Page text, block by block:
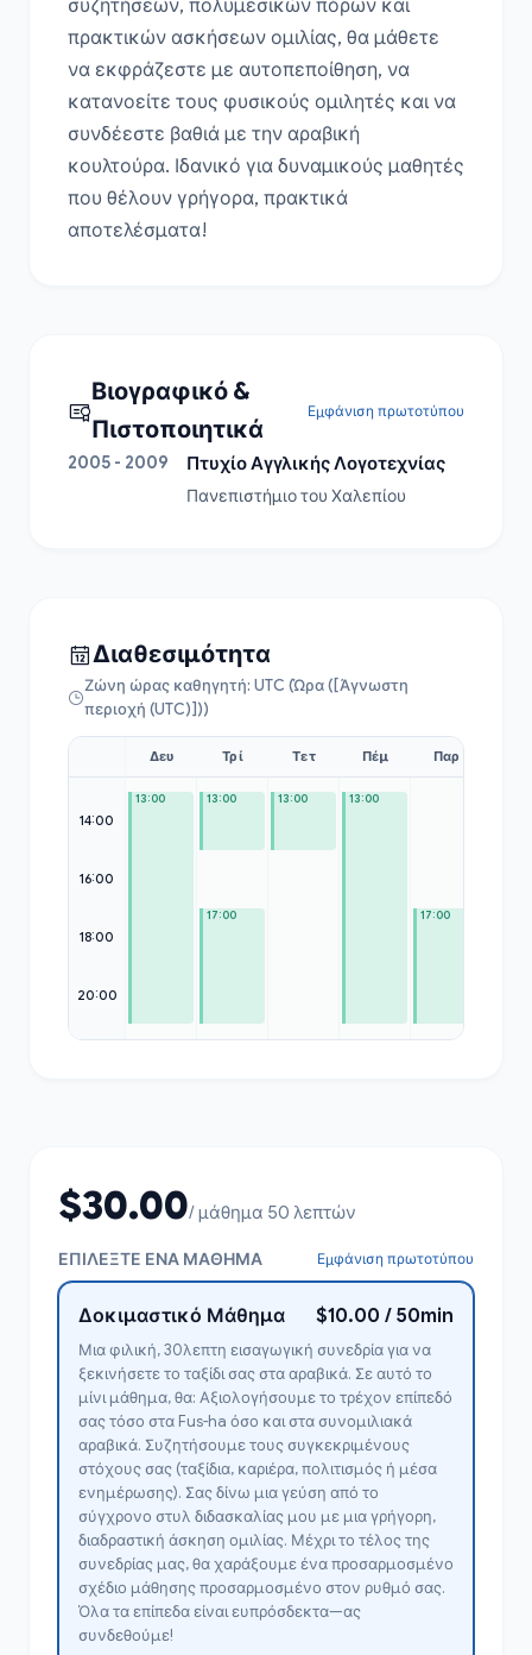
συζητήσεων, πολυμεσικών πόρων και
πρακτικών ασκήσεων ομιλίας, θα μάθετε
να εκφράζεστε με αυτοπεποίθηση, να
κατανοείτε τους φυσικούς ομιλητές και να
συνδέεστε βαθιά με την αραβική
κουλτούρα. Ιδανικό για δυναμικούς μαθητές
που θέλουν γρήγορα, πρακτικά
αποτελέσματα!
Βιογραφικό &
Πιστοποιητικά
Εμφάνιση πρωτοτύπου
2005 - 2009
Πτυχίο Αγγλικής Λογοτεχνίας
Πανεπιστήμιο του Χαλεπίου
Διαθεσιμότητα
Ζώνη ώρας καθηγητή: UTC (Ώρα ([Άγνωστη
περιοχή (UTC)]))
14:00
16:00
18:00
20:00
Δευ
13:00
Τρί
13:00
17:00
Τετ
13:00
Πέμ
13:00
Παρ
17:00
$30.00/ μάθημα 50 λεπτών
ΕΠΙΛΈΞΤΕ ΈΝΑ ΜΆΘΗΜΑ Εμφάνιση πρωτοτύπου
Δοκιμαστικό Μάθημα $10.00 / 50min
Μια φιλική, 30λεπτη εισαγωγική συνεδρία για να
ξεκινήσετε το ταξίδι σας στα αραβικά. Σε αυτό το
μίνι μάθημα, θα: Αξιολογήσουμε το τρέχον επίπεδό
σας τόσο στα Fus-ha όσο και στα συνομιλιακά
αραβικά. Συζητήσουμε τους συγκεκριμένους
στόχους σας (ταξίδια, καριέρα, πολιτισμός ή μέσα
ενημέρωσης). Σας δίνω μια γεύση από το
σύγχρονο στυλ διδασκαλίας μου με μια γρήγορη,
διαδραστική άσκηση ομιλίας. Μέχρι το τέλος της
συνεδρίας μας, θα χαράξουμε ένα προσαρμοσμένο
σχέδιο μάθησης προσαρμοσμένο στον ρυθμό σας.
Όλα τα επίπεδα είναι ευπρόσδεκτα—ας
συνδεθούμε!